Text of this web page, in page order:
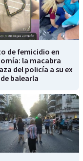
de femicidio en
la macabra
del policía a su ex
balearla